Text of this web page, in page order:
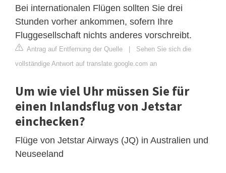
Bei internationalen Flügen sollten Sie drei
Stunden vorher ankommen, sofern Ihre
Fluggesellschaft nichts anderes vorschreibt.
Antrag auf Entfernung der Quelle | Sehen Sie sich die
vollständige Antwort auf translate.google.com an
Um wie viel Uhr müssen Sie für
einen Inlandsflug von Jetstar
einchecken?
Flüge von Jetstar Airways (JQ) in Australien und
Neuseeland